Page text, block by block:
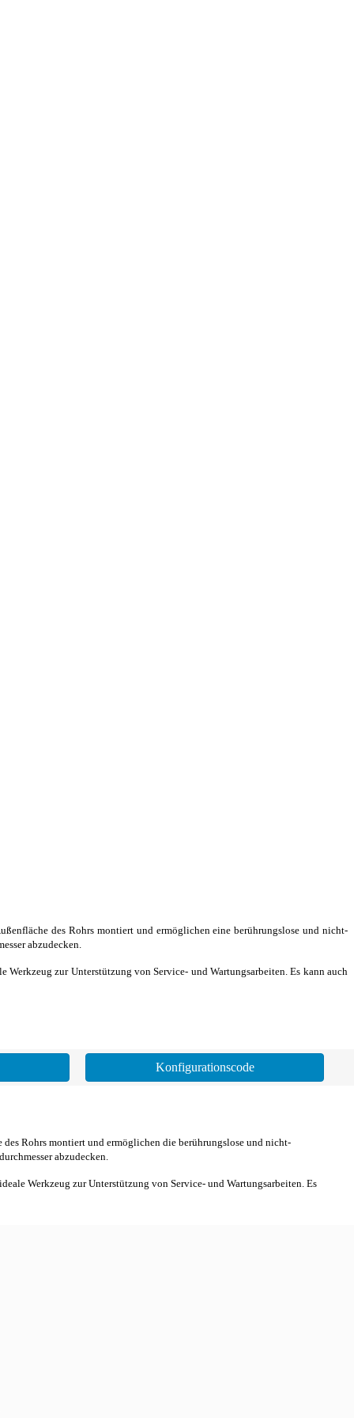
des Rohrs montiert und ermöglichen eine berührungslose und nicht-
abzudecken.
zur Unterstützung von Service- und Wartungsarbeiten. Es kann auch
Konfigurationscode
Rohrs montiert und ermöglichen die berührungslose und nicht-
abzudecken.
Werkzeug zur Unterstützung von Service- und Wartungsarbeiten. Es